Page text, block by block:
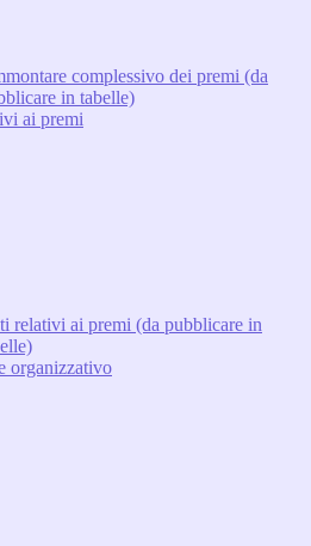
complessivo dei premi (da
in tabelle)
ai premi
relativi ai premi (da pubblicare in
organizzativo